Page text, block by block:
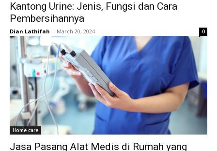
Kantong Urine: Jenis, Fungsi dan Cara
Pembersihannya
Dian Lathifah - March 20, 2024 0
Home care
Jasa Pasang Alat Medis di Rumah yang